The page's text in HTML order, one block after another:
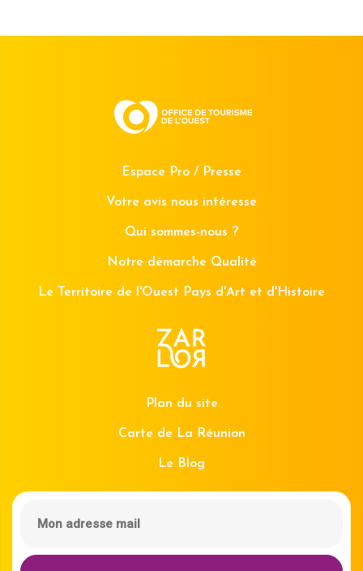
Espace Pro / Presse
Votre avis nous intéresse
Qui sommes-nous ?
Notre démarche Qualité
Le Territoire de l'Ouest Pays d'Art et d'Histoire
Plan du site
Carte de La Réunion
Le Blog